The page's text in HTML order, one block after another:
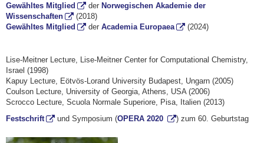
Gewähltes Mitglied
der Norwegischen Akademie der
Wissenschaften
(2018)
Gewähltes Mitglied
der Academia Europaea (2024)
Lise-Meitner Lecture, Lise-Meitner Center for Computational Chemistry,
Israel (1998)
Kapuy Lecture, Eötvös-Lorand University Budapest, Ungarn (2005)
Coulson Lecture, University of Georgia, Athens, USA (2006)
Scrocco Lecture, Scuola Normale Superiore, Pisa, Italien (2013)
Festschrift
und Symposium (OPERA 2020 ) zum 60. Geburtstag